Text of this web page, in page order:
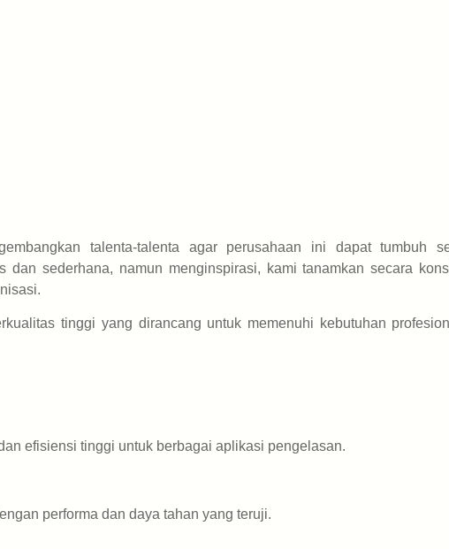
talenta-talenta agar perusahaan ini dapat tumbuh
dan sederhana, namun menginspirasi, kami tanamkan secara
tinggi yang dirancang untuk memenuhi kebutuhan
efisiensi tinggi untuk berbagai aplikasi pengelasan.
performa dan daya tahan yang teruji.